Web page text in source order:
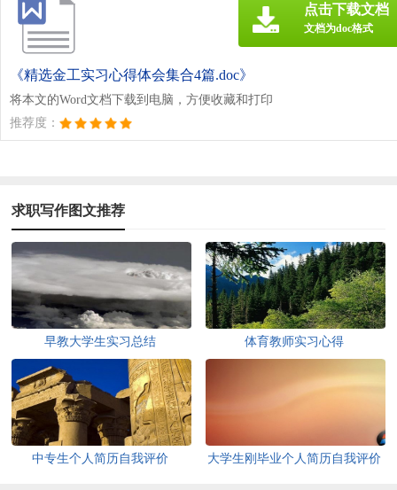
《精选金工实习心得体会集合4篇.doc》
将本文的Word文档下载到电脑，方便收藏和打印
推荐度：
点击下载文档
文档为doc格式
求职写作图文推荐
早教大学生实习总结 体育教师实习心得
中专生个人简历自我评价 大学生刚毕业个人简历自我评价